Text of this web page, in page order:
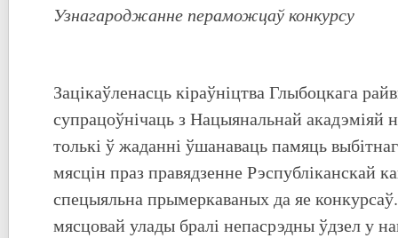
Узнагароджанне пераможцаў конкурсу
Зацікаўленасць кіраўніцтва Глыбоцкага
супрацоўнічаць з Нацыянальнай акадэміяй
толькі ў жаданні ўшанаваць памяць
мясцін праз правядзенне Рэспубліканскай
спецыяльна прымеркаваных да яе
мясцовай улады бралі непасрэдны ўдзел у